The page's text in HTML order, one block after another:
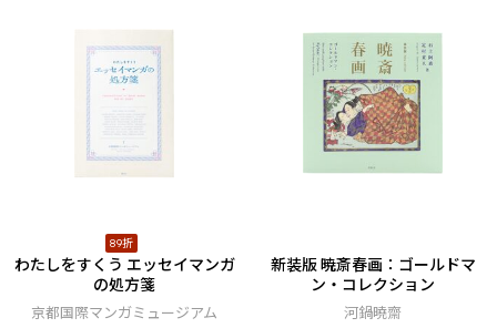
89折
わたしをすくう エッセイマンガ
の処方箋
京都国際マンガミュージアム
新装版 暁斎春画：ゴールドマ
ン・コレクション
河鍋曉齋